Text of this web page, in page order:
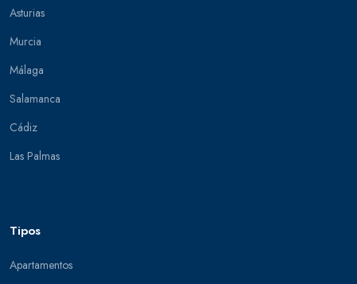
Asturias
Murcia
Málaga
Salamanca
Cádiz
Las Palmas
Tipos
Apartamentos